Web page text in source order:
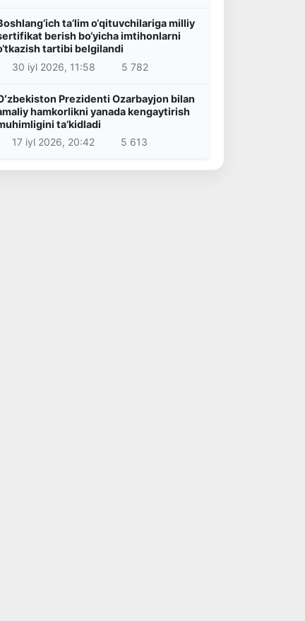
ta’lim o‘qituvchilariga milliy
berish bo‘yicha imtihonlarni
tartibi belgilandi
30 iyl 2026, 11:58
5 782
Prezidenti Ozarbayjon bilan
hamkorlikni yanada kengaytirish
taʼkidladi
17 iyl 2026, 20:42
5 613